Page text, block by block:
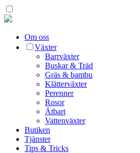
Om oss
Växter
Barrväxter
Buskar & Träd
Gräs & bambu
Klätterväxter
Perenner
Rosor
Ätbart
Vattenväxter
Butiken
Tjänster
Tips & Tricks